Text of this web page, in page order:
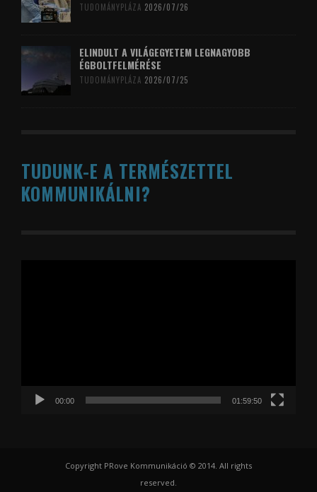
TUDOMÁNYPLÁZA 2026/07/26
ELINDULT A VILÁGEGYETEM LEGNAGYOBB
ÉGBOLTFELMÉRÉSE
TUDOMÁNYPLÁZA 2026/07/25
TUDUNK-E A TERMÉSZETTEL
KOMMUNIKÁLNI?
00:00 01:59:50
Copyright PRove Kommunikáció © 2014. All rights
reserved.